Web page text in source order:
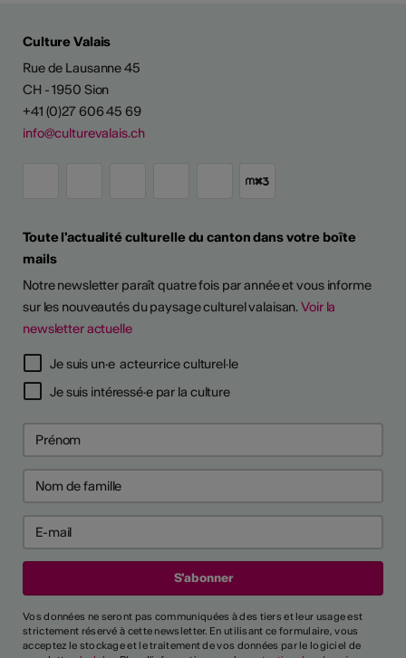
D'ARTISTES
Culture Valais
Rue de Lausanne 45
CH - 1950 Sion
+41 (0)27 606 45 69
info@culturevalais.ch
Toute l'actualité culturelle du canton dans votre boîte
mails
Notre newsletter paraît quatre fois par année et vous informe
sur les nouveautés du paysage culturel valaisan.Voir la
newsletter actuelle
Je suis un·e acteur·rice culturel·le
Je suis intéressé·e par la culture
Vos données ne seront pas communiquées à des tiers et leur usage est
strictement réservé à cette newsletter. En utilisant ce formulaire, vous
acceptez le stockage et le traitement de vos données par le logiciel de